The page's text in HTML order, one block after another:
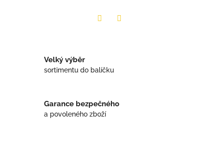
Velký výběr
sortimentu do balíčku
Garance bezpečného
a povoleného zboží